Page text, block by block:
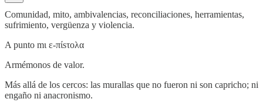
Comunidad, mito, ambivalencias, reconciliaciones, herramientas,
sufrimiento, vergüenza y violencia.
A punto mι ε-πίsτολα
Armémonos de valor.
Más allá de los cercos: las murallas que no fueron ni son capricho; ni
engaño ni anacronismo.